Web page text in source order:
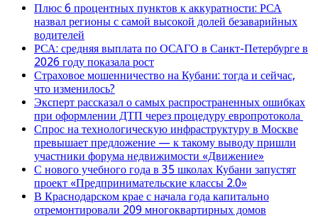
Плюс 6 процентных пунктов к аккуратности: РСА
назвал регионы с самой высокой долей безаварийных
водителей
РСА: средняя выплата по ОСАГО в Санкт-Петербурге в
2026 году показала рост
Страховое мошенничество на Кубани: тогда и сейчас,
что изменилось?
Эксперт рассказал о самых распространенных ошибках
при оформлении ДТП через процедуру европротокола
Спрос на технологическую инфраструктуру в Москве
превышает предложение — к такому выводу пришли
участники форума недвижимости «Движение»
С нового учебного года в 35 школах Кубани запустят
проект «Предпринимательские классы 2.0»
В Краснодарском крае с начала года капитально
отремонтировали 209 многоквартирных домов